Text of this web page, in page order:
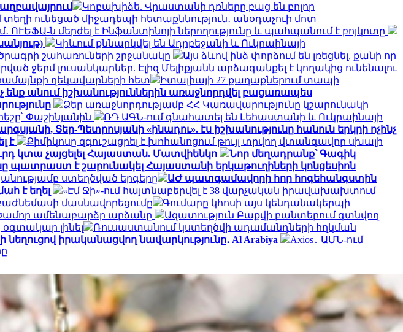
Կոբախիձե. Վրաստանի դռները բաց են բոլոր
տեղի ունեցած միջադեպի հետաքննություն․ անօդաչուի մոտ
ՈՒԵՖԱ-ն մերժել է Ինֆանտինոյի ներողությունը և պահպանում է բոյկոտը
Կիևում քննարկվել են Ադրբեջանի և Ուկրաինայի
շահառուների շրջանակը
Այս ձևով ինձ փորձում են լռեցնել, քանի որ
ջերմ լուսանկարներ. Էլիզ Մելիքյանն արձագանքել է կողակից ունենալու
ղեկավարների հետ
Իտալիայի 27 քաղաքներում տապի
ենք անում իշխանություններին առաջնորդվել բացառապես
Ձեր առաջնորդությամբ ՀՀ Կառավարությունը կշարունակի
Փաշինյանին
ՌԴ ԱԳՆ-ում գնահատել են Լեհաստանի և Ուկրաինայի
Տեր-Պետրոսյանի «ինադու». էս իշխանությունը հանուն երկրի ոչինչ
է
Քիմիկոսը զգուշացրել է խոհանոցում թույլ տրվող վտանգավոր սխալի
կտա չայցելել Հայաստան. Մատվիենկո
Նոր մեղադրանք՝ Գագիկ
պատրաստ է շարունակել Հայաստանի երկաթուղիների կոնցեսիոն
ստեղծված երգերը
ԱԺ պատգամավորի հոր հոգեհանգստին
է եղել
«Էմ Ջի»-ում հայտնաբերվել է 38 վարչական իրավախախտում
մասնավորեցումը
Գումարը կհոսի այս կենդանակերպի
ամենաբարձր արձանը
Ազատություն Բաքվի բանտերում գտնվող
լինել
Ռուսաստանում կստեղծվի ադամանդների հղկման
նեղուցով իրականացվող նավարկությունը․ Al Arabiya
Axios․ ԱՄՆ-ում